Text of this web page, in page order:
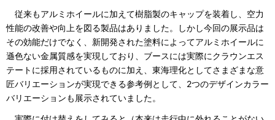
従来もアルミホイールに加えて樹脂製のキャップを装着し、空力
性能の改善や向上を図る製品はありました。しかし今回の展示品は
その効能だけでなく、新開発された塗料によってアルミホイールに
遜色ない金属質感を実現しており、ブースには実際にクラウンエス
テートに採用されているものに加え、東海理化としてさまざまな意
匠バリエーションが実現できる参考例として、2つのデザインカラー
バリエーションも展示されていました。